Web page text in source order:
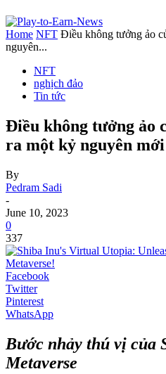
Home NFT Điều không tưởng ảo
nguyên...
NFT
nghịch đảo
Tin tức
Điều không tưởng ảo
ra một kỷ nguyên
By
Pedram Sadi
-
June 10, 2023
0
337
Facebook
Twitter
Pinterest
WhatsApp
Bước nhảy thú vị của
Metaverse